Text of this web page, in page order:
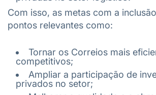
Com isso, as metas com a
pontos relevantes como:
Tornar os Correios mais
competitivos;
Ampliar a participação de
privados no setor;